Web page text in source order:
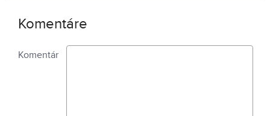
Komentáre
Komentár